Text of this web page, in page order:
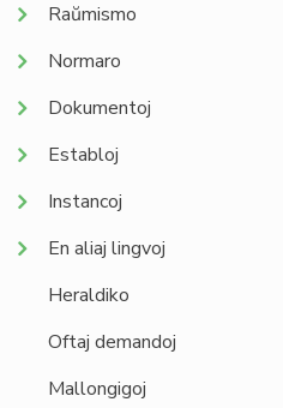
Raŭmismo
Normaro
Dokumentoj
Establoj
Instancoj
En aliaj lingvoj
Heraldiko
Oftaj demandoj
Mallongigoj